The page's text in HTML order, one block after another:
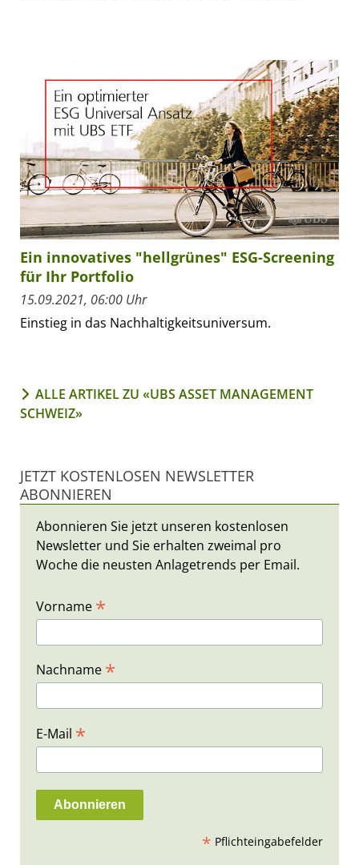
Ein innovatives "hellgrünes" ESG-Screening
für Ihr Portfolio
15.09.2021, 06:00 Uhr
Einstieg in das Nachhaltigkeitsuniversum.
ALLE ARTIKEL ZU «UBS ASSET MANAGEMENT
SCHWEIZ»
JETZT KOSTENLOSEN NEWSLETTER
ABONNIEREN
Abonnieren Sie jetzt unseren kostenlosen
Newsletter und Sie erhalten zweimal pro
Woche die neusten Anlagetrends per Email.
Vorname *
Nachname *
E-Mail *
* Pflichteingabefelder